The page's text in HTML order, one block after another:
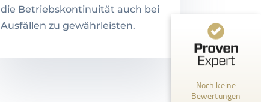
die Betriebskontinuität auch bei
Ausfällen zu gewährleisten.
Noch keine
Bewertungen
Kundenbewertungen und Erfahrungen zu
NMMN New Media Markets & Networks IT-Services GmbH